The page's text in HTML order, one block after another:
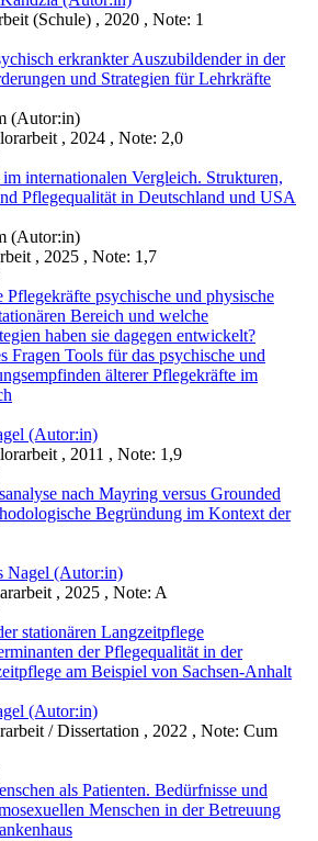
(Schule) , 2020 , Note: 1
erkrankter Auszubildender in der
und Strategien für Lehrkräfte
(Autor:in)
, 2024 , Note: 2,0
internationalen Vergleich. Strukturen,
Pflegequalität in Deutschland und USA
(Autor:in)
, 2025 , Note: 1,7
Pflegekräfte psychische und physische
Bereich und welche
haben sie dagegen entwickelt?
Fragen Tools für das psychische und
älterer Pflegekräfte im
(Autor:in)
, 2011 , Note: 1,9
nach Mayring versus Grounded
Begründung im Kontext der
Nagel (Autor:in)
, 2025 , Note: A
stationären Langzeitpflege
der Pflegequalität in der
am Beispiel von Sachsen-Anhalt
(Autor:in)
/ Dissertation , 2022 , Note: Cum
als Patienten. Bedürfnisse und
Menschen in der Betreuung